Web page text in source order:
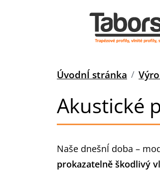
ÚvodnÍ stránka
Akustické
Naše dnešnÍ doba –
prokazatelně škodlivý